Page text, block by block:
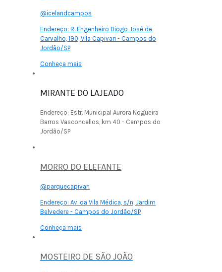
@icelandcampos
Endereço: R. Engenheiro Diogo José de
Carvalho, 190, Vila Capivari - Campos do
Jordão/SP
Conheça mais
MIRANTE DO LAJEADO
Endereço: Estr. Municipal Aurora Nogueira
Barros Vasconcellos, km 40 - Campos do
Jordão/SP
MORRO DO ELEFANTE
@parquecapivari
Endereço: Av. da Vila Médica, s/n, Jardim
Belvedere - Campos do Jordão/SP
Conheça mais
MOSTEIRO DE SÃO JOÃO